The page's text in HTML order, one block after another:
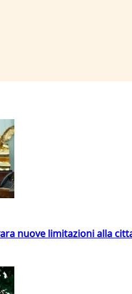
nuove limitazioni alla